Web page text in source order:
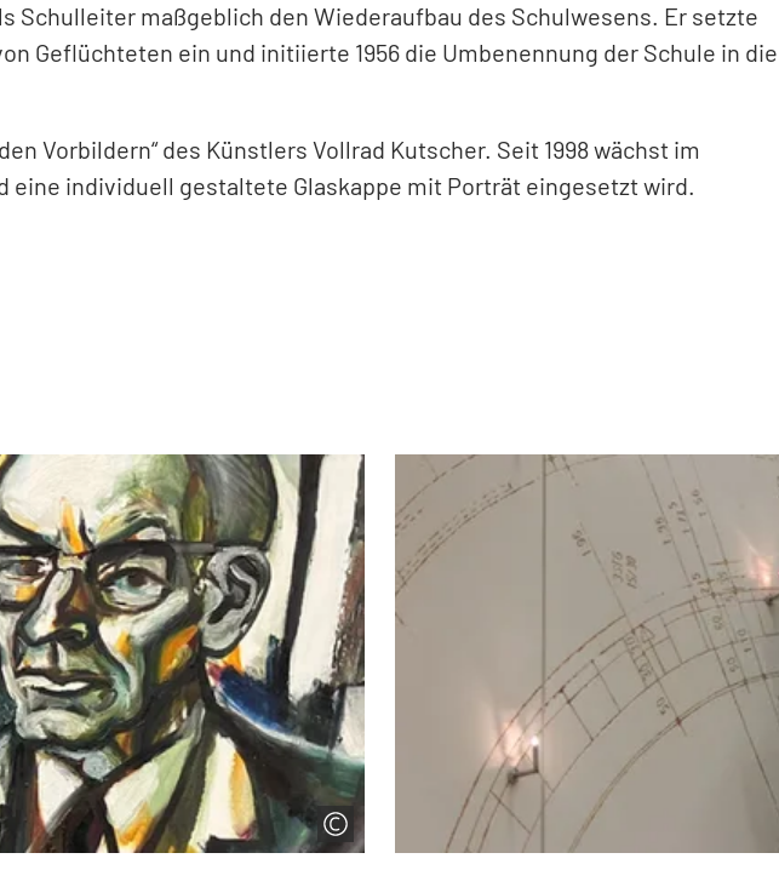
maßgeblich den Wiederaufbau des Schulwesens. Er setzte
Geflüchteten ein und initiierte 1956 die Umbenennung der Schule in die
Vorbildern“ des Künstlers Vollrad Kutscher. Seit 1998 wächst im
eine individuell gestaltete Glaskappe mit Porträt eingesetzt wird.